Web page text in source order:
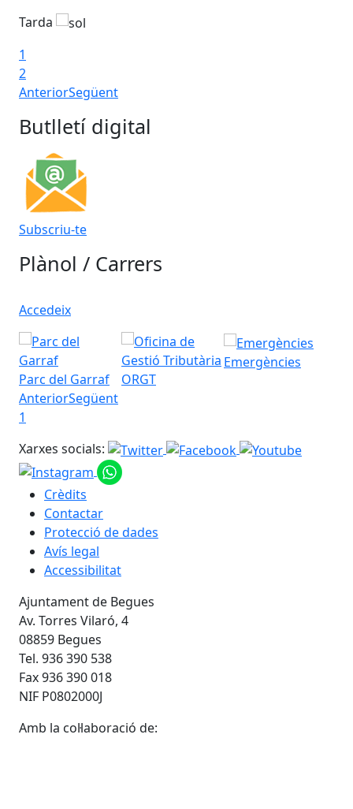
Tarda
1
2
AnteriorSegüent
Butlletí digital
Subscriu-te
Plànol / Carrers
Accedeix
Parc del Garraf ORGT
Emergències
AnteriorSegüent
1
Xarxes socials:
Crèdits
Contactar
Protecció de dades
Avís legal
Accessibilitat
Ajuntament de Begues
Av. Torres Vilaró, 4
08859 Begues
Tel. 936 390 538
Fax 936 390 018
NIF P0802000J
Amb la col·laboració de: